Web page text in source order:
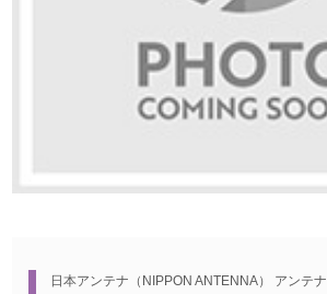
日本アンテナ（NIPPON ANTENNA） アンテナ